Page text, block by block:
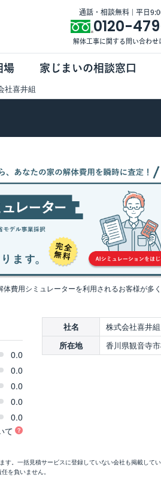
通話・相談無料 | 平日
0120-
解体工事に関する問い合わせ
場 家じまいの相談窓口
社喜井組
費用シミュレーターを利用されるお客様が多く
0.0
0.0
0.0
0.0
0.0
て
社名 株式会社喜井組
所在地 香川県観音寺
。一括見積サービスに登録していない会社も掲載して
を負いません。